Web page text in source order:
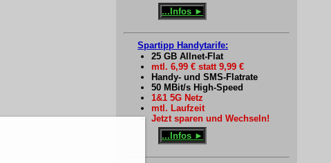
...Infos ►
Spartipp Handytarife:
25 GB Allnet-Flat
mtl. 6,99 € statt 9,99 €
Handy- und SMS-Flatrate
50 MBit/s High-Speed
1&1 5G Netz
mtl. Laufzeit
Jetzt sparen und Wechseln!
...Infos ►